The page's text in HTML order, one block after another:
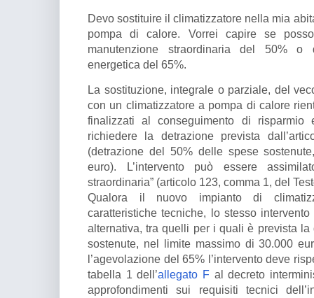
Devo sostituire il climatizzatore nella mia
pompa di calore. Vorrei capire se
manutenzione straordinaria del 50%
energetica del 65%.
La sostituzione, integrale o parziale, del
con un climatizzatore a pompa di calore
finalizzati al conseguimento di
richiedere la detrazione prevista
(detrazione del 50% delle spese
euro). L’intervento può essere
straordinaria” (articolo 123, comma 1, del
Qualora il nuovo impianto di
caratteristiche tecniche, lo stesso
alternativa, tra quelli per i quali è prevista
sostenute, nel limite massimo di 30.000
l’agevolazione del 65% l’intervento deve
tabella 1 dell’allegato Fal decreto
approfondimenti sui requisiti tecnici